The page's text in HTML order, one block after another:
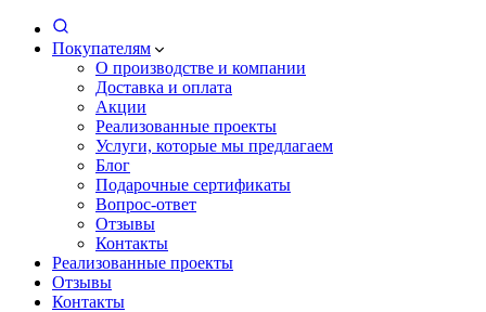
Покупателям
О производстве и компании
Доставка и оплата
Акции
Реализованные проекты
Услуги, которые мы предлагаем
Блог
Подарочные сертификаты
Вопрос-ответ
Отзывы
Контакты
Реализованные проекты
Отзывы
Контакты